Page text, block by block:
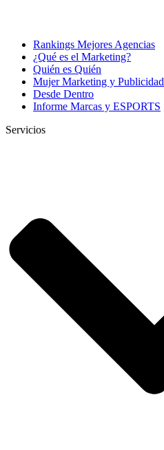
Rankings Mejores Agencias
¿Qué es el Marketing?
Quién es Quién
Mujer Marketing y Publicidad
Desde Dentro
Informe Marcas y ESPORTS
Servicios